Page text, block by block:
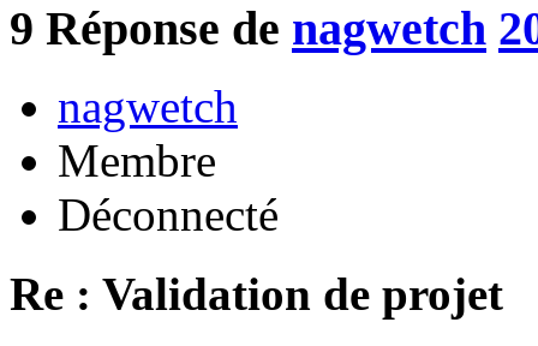
9 Réponse de nagwetch
nagwetch
Membre
Déconnecté
Re : Validation de projet